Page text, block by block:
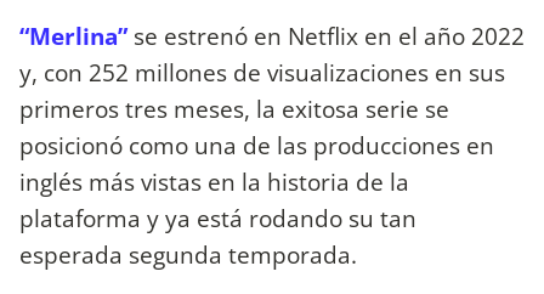
“Merlina”se estrenó en Netflix en el año 2022
y, con 252 millones de visualizaciones en sus
primeros tres meses, la exitosa serie se
posicionó como una de las producciones en
inglés más vistas en la historia de la
plataforma y ya está rodando su tan
esperada segunda temporada.